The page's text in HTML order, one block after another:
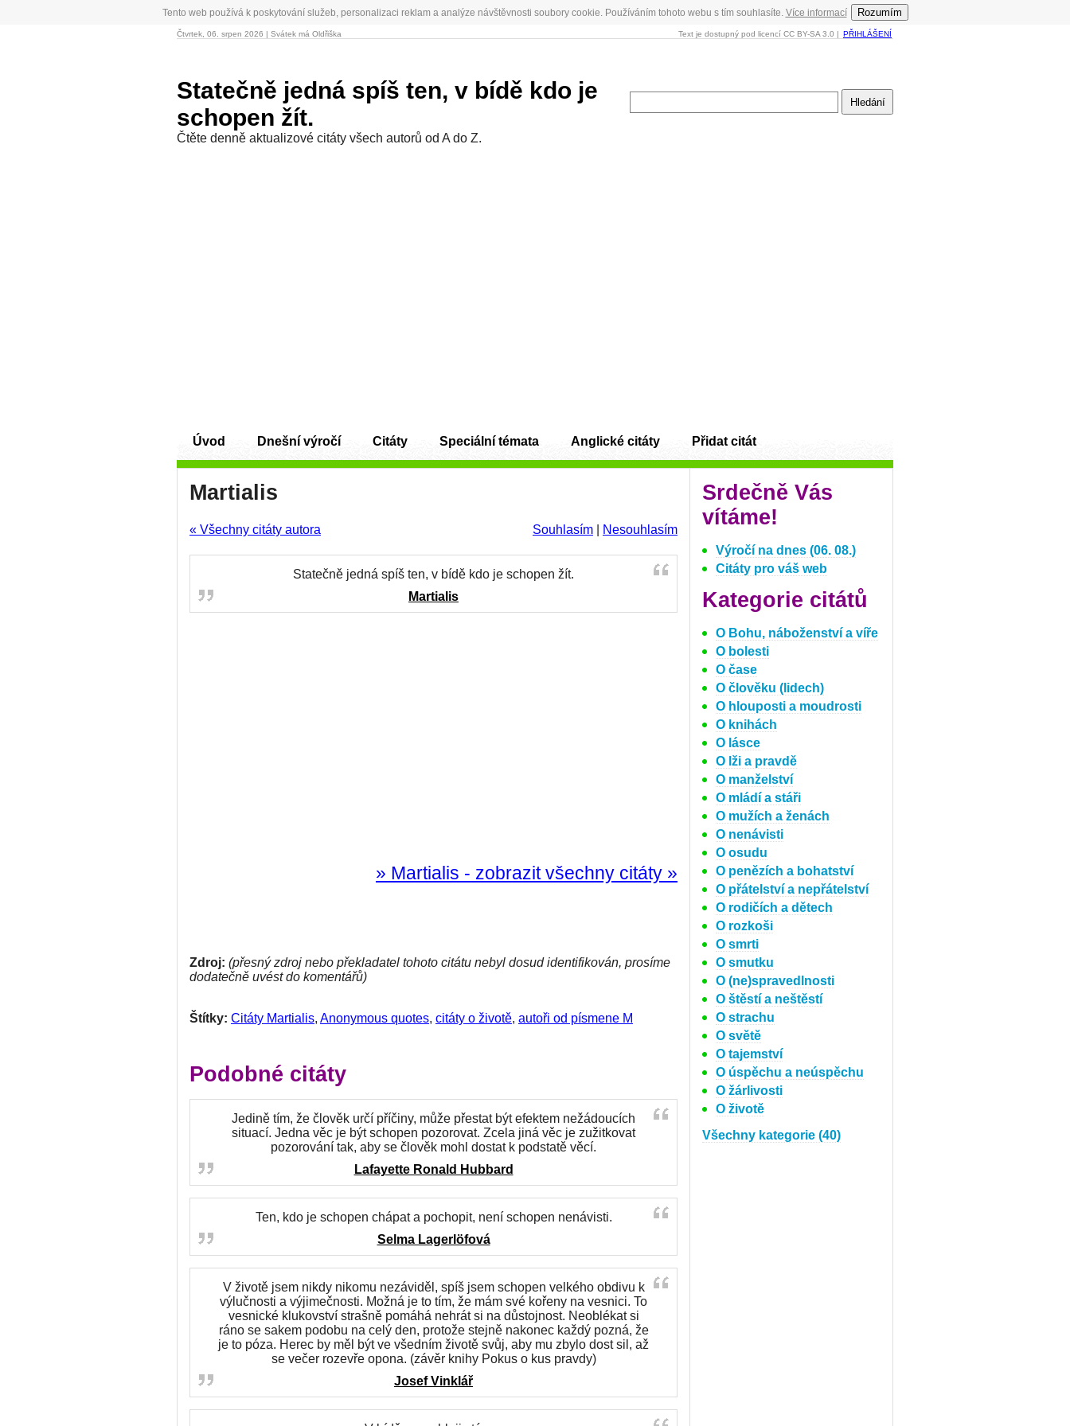
Tento web používá k poskytování služeb, personalizaci reklam a analýze návštěvnosti soubory cookie. Používáním tohoto webu s tím souhlasíte. Více informací Rozumím
Čtvrtek, 06. srpen 2026 | Svátek má Oldřiška Text je dostupný pod licencí CC BY-SA 3.0 | PŘIHLÁŠENÍ
Statečně jedná spíš ten, v bídě kdo je
schopen žít.
Čtěte denně aktualizové citáty všech autorů od A do Z.
Úvod Dnešní výročí Citáty Speciální témata Anglické citáty Přidat citát
Martialis
« Všechny citáty autora Souhlasím Nesouhlasím
Statečně jedná spíš ten, v bídě kdo je schopen žít.
Martialis
» Martialis - zobrazit všechny citáty »
Zdroj: (přesný zdroj nebo překladatel tohoto citátu nebyl dosud identifikován, prosíme
dodatečně uvést do komentářů)
Štítky: Citáty Martialis, Anonymous quotes, citáty o životě, autoři od písmene M
Podobné citáty
Jedině tím, že člověk určí příčiny, může přestat být efektem nežádoucích
situací. Jedna věc je být schopen pozorovat. Zcela jiná věc je zužitkovat
pozorování tak, aby se člověk mohl dostat k podstatě věcí.
Lafayette Ronald Hubbard
Ten, kdo je schopen chápat a pochopit, není schopen nenávisti.
Selma Lagerlöfová
V životě jsem nikdy nikomu nezáviděl, spíš jsem schopen velkého obdivu k
výlučnosti a výjimečnosti. Možná je to tím, že mám své kořeny na vesnici. To
vesnické klukovství strašně pomáhá nehrát si na důstojnost. Neoblékat si
ráno se sakem podobu na celý den, protože stejně nakonec každý pozná, že
je to póza. Herec by měl být ve všedním životě svůj, aby mu zbylo dost sil, až
se večer rozevře opona. (závěr knihy Pokus o kus pravdy)
Josef Vinklář
Srdečně Vás
vítáme!
Výročí na dnes (06. 08.)
Citáty pro váš web
Kategorie citátů
O Bohu, náboženství a víře
O bolesti
O čase
O člověku (lidech)
O hlouposti a moudrosti
O knihách
O lásce
O lži a pravdě
O manželství
O mládí a stáři
O mužích a ženách
O nenávisti
O osudu
O penězích a bohatství
O přátelství a nepřátelství
O rodičích a dětech
O rozkoši
O smrti
O smutku
O (ne)spravedlnosti
O štěstí a neštěstí
O strachu
O světě
O tajemství
O úspěchu a neúspěchu
O žárlivosti
O životě
Všechny kategorie (40)